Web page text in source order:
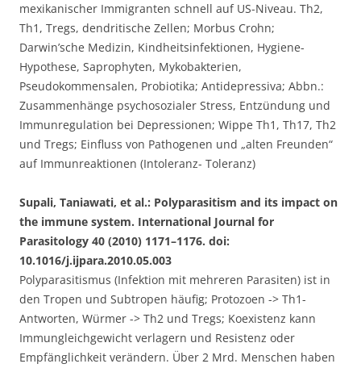
mexikanischer Immigranten schnell auf US-Niveau. Th2,
Th1, Tregs, dendritische Zellen; Morbus Crohn;
Darwin’sche Medizin, Kindheitsinfektionen, Hygiene-
Hypothese, Saprophyten, Mykobakterien,
Pseudokommensalen, Probiotika; Antidepressiva; Abbn.:
Zusammenhänge psychosozialer Stress, Entzündung und
Immunregulation bei Depressionen; Wippe Th1, Th17, Th2
und Tregs; Einfluss von Pathogenen und „alten Freunden“
auf Immunreaktionen (Intoleranz- Toleranz)
Supali, Taniawati, et al.: Polyparasitism and its impact on
the immune system. International Journal for
Parasitology 40 (2010) 1171–1176. doi:
10.1016/j.ijpara.2010.05.003
Polyparasitismus (Infektion mit mehreren Parasiten) ist in
den Tropen und Subtropen häufig; Protozoen -> Th1-
Antworten, Würmer -> Th2 und Tregs; Koexistenz kann
Immungleichgewicht verlagern und Resistenz oder
Empfänglichkeit verändern. Über 2 Mrd. Menschen haben